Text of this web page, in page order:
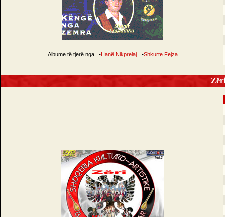
Albume të tjerë nga •Hanë Nikprelaj •Shkurte Fejza